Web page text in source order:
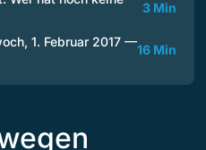
3 Min
1. Februar 2017 —
16 Min